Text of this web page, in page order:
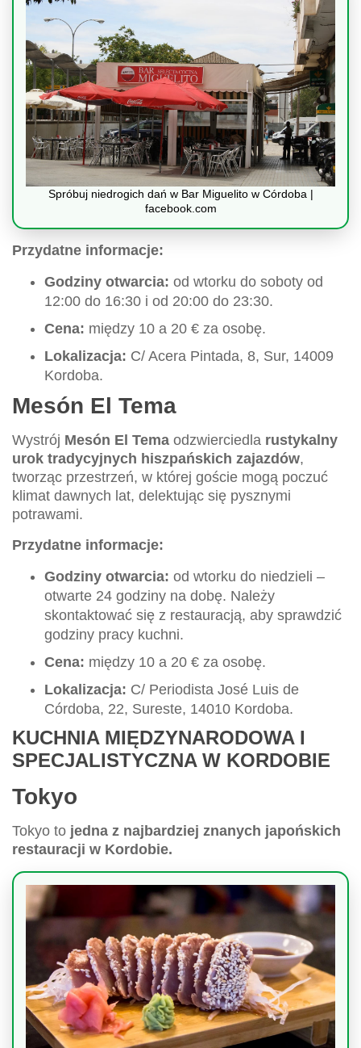
Spróbuj niedrogich dań w Bar Miguelito w Córdoba |
facebook.com
Przydatne informacje:
Godziny otwarcia: od wtorku do soboty od
12:00 do 16:30 i od 20:00 do 23:30.
Cena: między 10 a 20 € za osobę.
Lokalizacja: C/ Acera Pintada, 8, Sur, 14009
Kordoba.
Mesón El Tema
Wystrój Mesón El Tema odzwierciedla rustykalny
urok tradycyjnych hiszpańskich zajazdów,
tworząc przestrzeń, w której goście mogą poczuć
klimat dawnych lat, delektując się pysznymi
potrawami.
Przydatne informacje:
Godziny otwarcia: od wtorku do niedzieli –
otwarte 24 godziny na dobę. Należy
skontaktować się z restauracją, aby sprawdzić
godziny pracy kuchni.
Cena: między 10 a 20 € za osobę.
Lokalizacja: C/ Periodista José Luis de
Córdoba, 22, Sureste, 14010 Kordoba.
KUCHNIA MIĘDZYNARODOWA I
SPECJALISTYCZNA W KORDOBIE
Tokyo
Tokyo to jedna z najbardziej znanych japońskich
restauracji w Kordobie.